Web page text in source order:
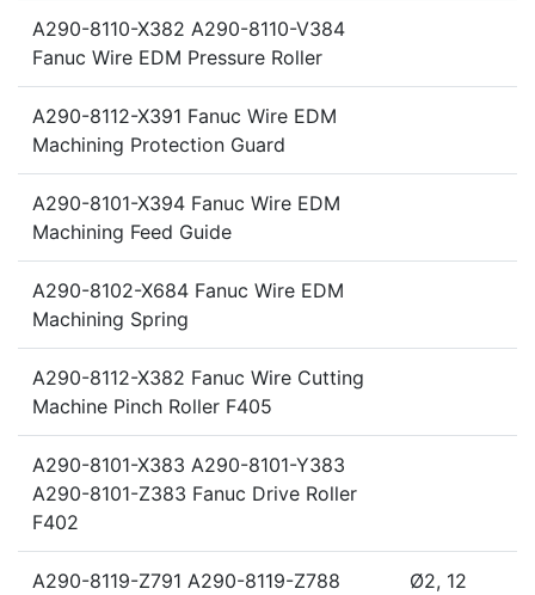
A290-8110-X382 A290-8110-V384
Fanuc Wire EDM Pressure Roller
A290-8112-X391 Fanuc Wire EDM
Machining Protection Guard
A290-8101-X394 Fanuc Wire EDM
Machining Feed Guide
A290-8102-X684 Fanuc Wire EDM
Machining Spring
A290-8112-X382 Fanuc Wire Cutting
Machine Pinch Roller F405
A290-8101-X383 A290-8101-Y383
A290-8101-Z383 Fanuc Drive Roller
F402
A290-8119-Z791 A290-8119-Z788
Ø2, 12